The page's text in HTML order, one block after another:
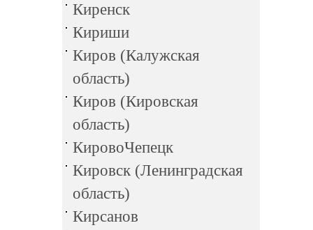
Киренск
Кириши
Киров (Калужская
область)
Киров (Кировская
область)
КировоЧепецк
Кировск (Ленинградская
область)
Кирсанов